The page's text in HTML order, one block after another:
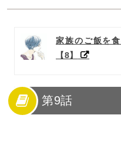
1
第9話
家族のご飯を
【8】
第9話